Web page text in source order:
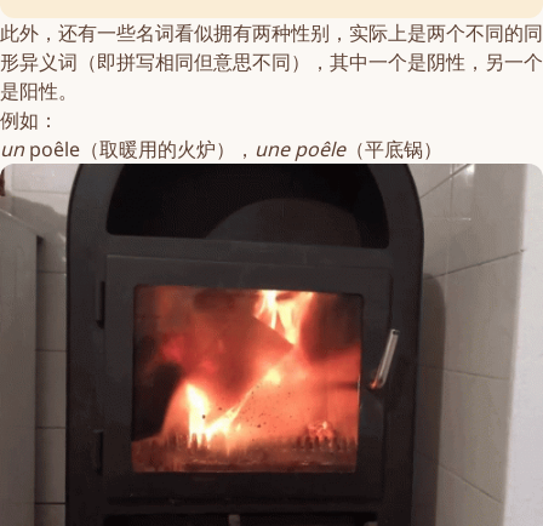
此外，还有一些名词看似拥有两种性别，实际上是两个不同的同
形异义词（即拼写相同但意思不同），其中一个是阴性，另一个
是阳性。
例如：
unpoêle （取暖用的火炉）， unepoêle（平底锅）